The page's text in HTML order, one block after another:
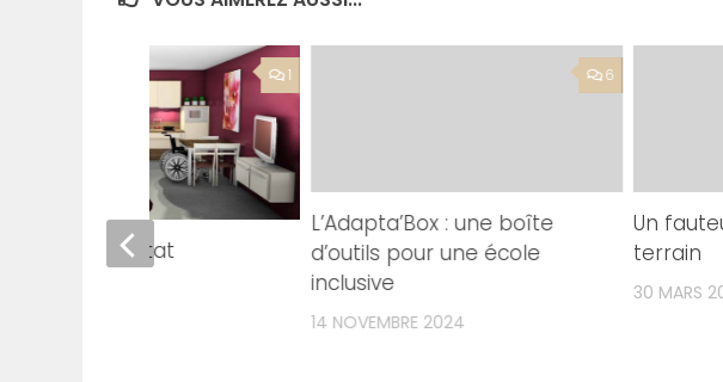
6
L’Adapta’Box : une boîte
d’outils pour une école
inclusive
14 NOVEMBRE 2024
Un
terrain
30 MARS
1
Hacavie et habitat